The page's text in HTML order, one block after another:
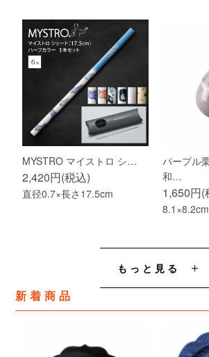
MYSTRO マイストロ シ…
2,420円(税込)
直径0.7×長さ17.5cm
パープル
和…
1,650円(
8.1×8.2cm
もっと見る
新着商品